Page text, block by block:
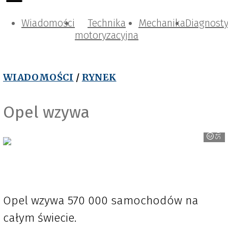
Wiadomości
Technika
motoryzacyjna
Mechanika
WIADOMOŚCI / RYNEK
Opel wzywa Stellantis
Opel wzywa 570 000 samochodów na
całym świecie.